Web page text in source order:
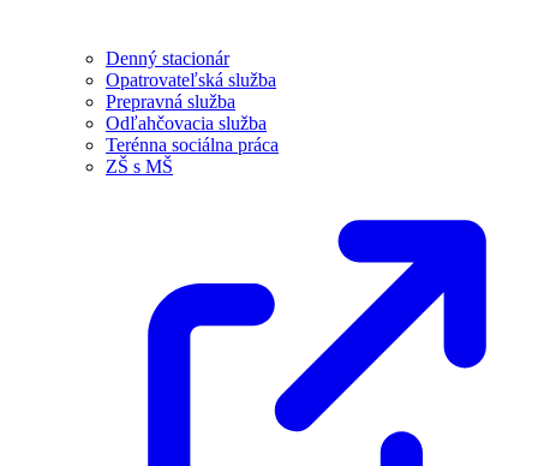
Denný stacionár
Opatrovateľská služba
Prepravná služba
Odľahčovacia služba
Terénna sociálna práca
ZŠ s MŠ